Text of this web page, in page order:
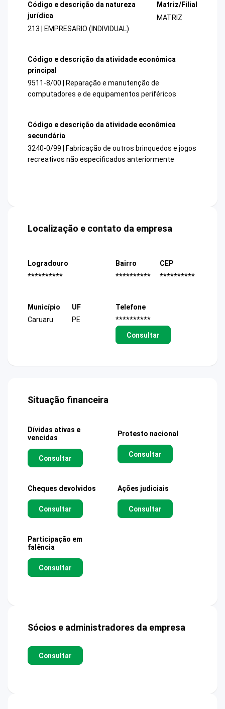
Código e descrição da natureza
jurídica
213 | EMPRESARIO (INDIVIDUAL)
Matriz/Filial
MATRIZ
Código e descrição da atividade econômica
principal
9511-8/00 | Reparação e manutenção de
computadores e de equipamentos periféricos
Código e descrição da atividade econômica
secundária
3240-0/99 | Fabricação de outros brinquedos e jogos
recreativos não especificados anteriormente
Localização e contato da empresa
Logradouro
**********
Bairro
**********
CEP
**********
Município
Caruaru
UF
PE
Telefone
**********
Consultar
Situação financeira
Dívidas ativas e
vencidas
Consultar
Protesto nacional
Consultar
Cheques devolvidos
Consultar
Ações judiciais
Consultar
Participação em
falência
Consultar
Sócios e administradores da empresa
Consultar